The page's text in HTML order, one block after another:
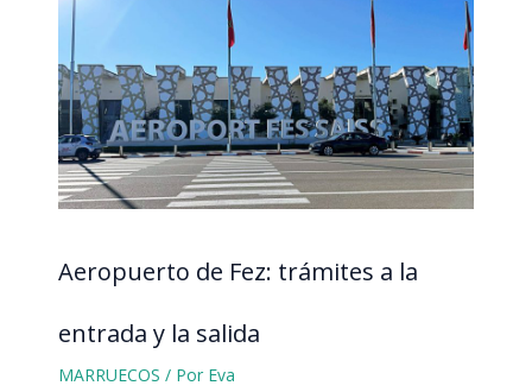
Aeropuerto de Fez: trámites a la
entrada y la salida
MARRUECOS / Por Eva